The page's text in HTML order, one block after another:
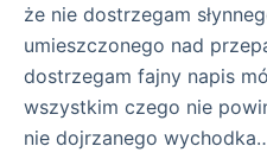
że nie dostrzegam
umieszczonego nad
dostrzegam fajny napis
wszystkim czego nie
nie dojrzanego